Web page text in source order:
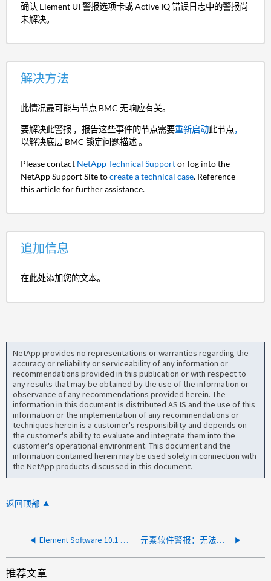
确认 Element UI 警报选项卡或 Active IQ 错误日志中的警报尚
未解决。
解决方法
此情况最可能与节点 BMC 无响应有关。
要解决此警报 ，报告这些事件的节点需要重新启动此节点，
以解决底层 BMC 锁定问题描述 。
Please contact NetApp Technical Supportor log into the
NetApp Support Site tocreate a technical case. Reference
this article for further assistance.
追加信息
在此处添加您的文本。
NetApp provides no representations or warranties regarding the
accuracy or reliability or serviceability of any information or
recommendations provided in this publication or with respect to
any results that may be obtained by the use of the information or
observance of any recommendations provided herein. The
information in this document is distributed AS IS and the use of this
information or the implementation of any recommendations or
techniques herein is a customer's responsibility and depends on
the customer's ability to evaluate and integrate them into the
customer's operational environment. This document and the
information contained herein may be used solely in connection with
the NetApp products discussed in this document.
返回顶部
Element Software 10.1 —复制卷对的延迟超过 360 分钟 元素软件警报：无法访问 NTP 服务器
推荐文章